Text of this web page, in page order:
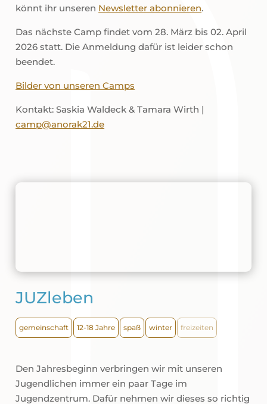
könnt ihr unseren Newsletter abonnieren.
Das nächste Camp findet vom 28. März bis 02. April
2026 statt. Die Anmeldung dafür ist leider schon
beendet.
Bilder von unseren Camps
Kontakt: Saskia Waldeck & Tamara Wirth |
camp@anorak21.de
JUZleben
gemeinschaft 12-18 Jahre spaß winter freizeiten
Den Jahresbeginn verbringen wir mit unseren
Jugendlichen immer ein paar Tage im
Jugendzentrum. Dafür nehmen wir dieses so richtig